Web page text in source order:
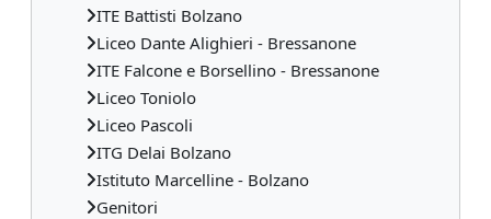
ITE Battisti Bolzano
Liceo Dante Alighieri - Bressanone
ITE Falcone e Borsellino - Bressanone
Liceo Toniolo
Liceo Pascoli
ITG Delai Bolzano
Istituto Marcelline - Bolzano
Genitori